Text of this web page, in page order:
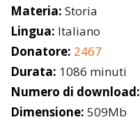
Materia: Storia
Lingua: Italiano
Donatore: 2467
Durata: 1086 minuti
Numero di download:
Dimensione: 509Mb